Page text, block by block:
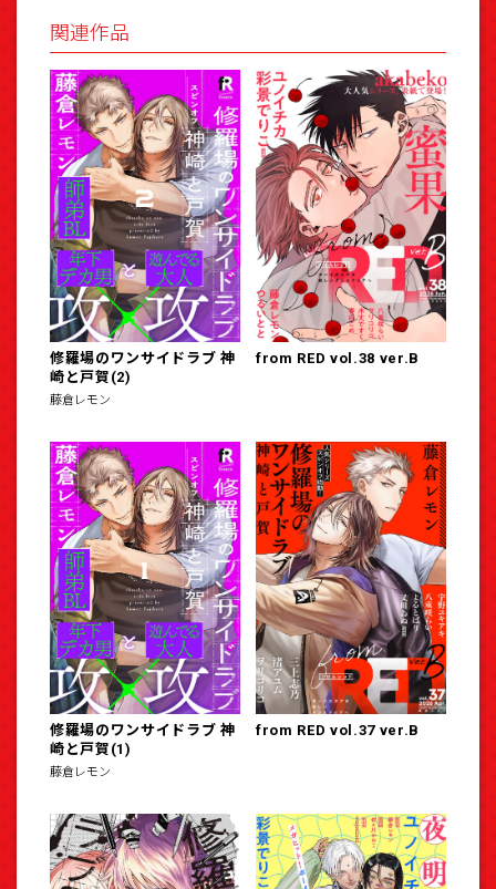
関連作品
修羅場のワンサイドラブ 神
崎と戸賀(2)
藤倉レモン
from RED vol.38 ver.B
修羅場のワンサイドラブ 神
崎と戸賀(1)
藤倉レモン
from RED vol.37 ver.B